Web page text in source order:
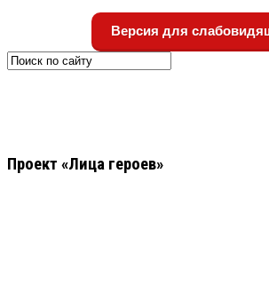
Версия для
Проект «Лица героев»